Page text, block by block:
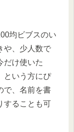
均ビブスのい
や、少人数で
だけ使いた
という方にぴ
で、名前を書
することも可